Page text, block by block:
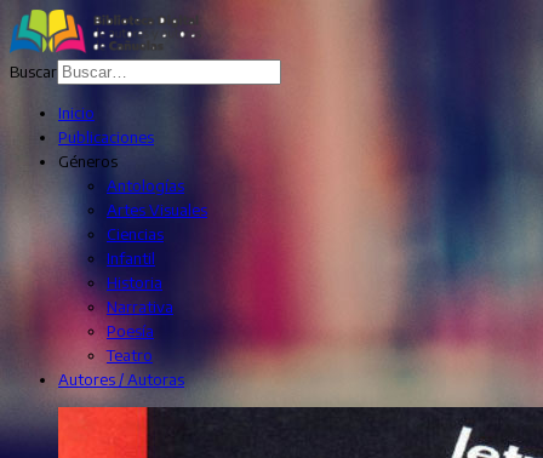
Buscar
Inicio
Publicaciones
Géneros
Antologías
Artes Visuales
Ciencias
Infantil
Historia
Narrativa
Poesía
Teatro
Autores / Autoras